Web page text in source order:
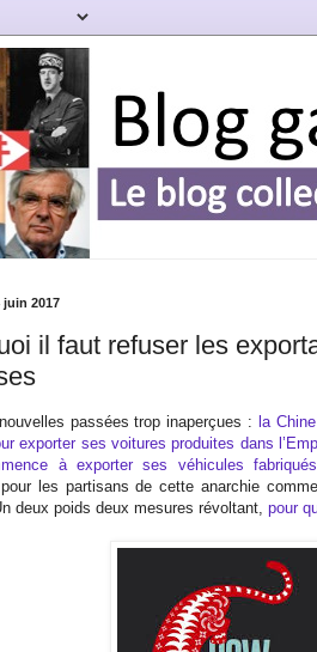
juin 2017
il faut refuser les
passées trop inaperçues : la
exporter ses voitures produites dans
à exporter ses véhicules
pour les partisans de cette anarchie
deux poids deux mesures révoltant, pour